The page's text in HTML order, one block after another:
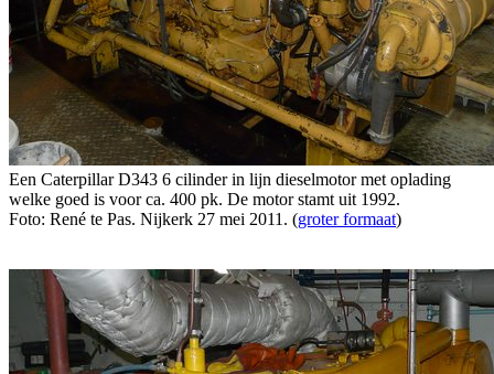
Een Caterpillar D343 6 cilinder in lijn dieselmotor met oplading
welke goed is voor ca. 400 pk. De motor stamt uit 1992.
Foto: René te Pas. Nijkerk 27 mei 2011. (groter formaat)